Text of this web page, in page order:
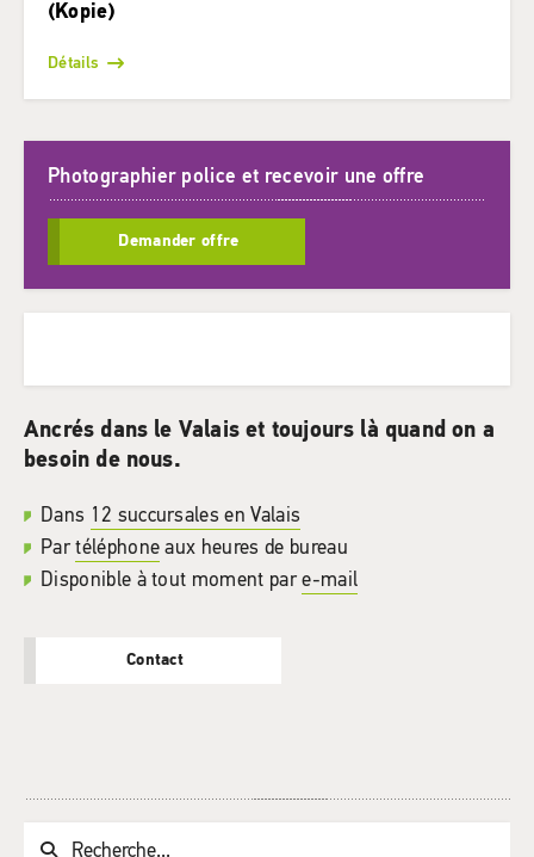
(Kopie)
Détails
Photographier police et recevoir une offre
Demander offre
Ancrés dans le Valais et toujours là quand on a
besoin de nous.
Dans 12 succursales en Valais
Partéléphoneaux heures de bureau
Disponible à tout moment pare-mail
Contact
Chaine de recherche (au moins 3 caractères)